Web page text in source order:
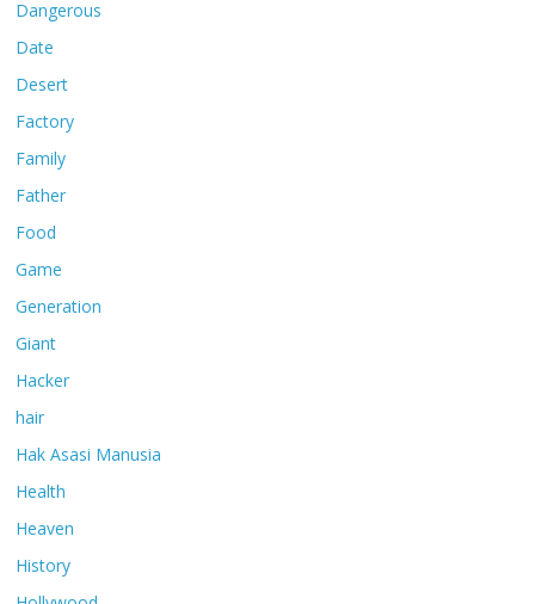
Dangerous
Date
Desert
Factory
Family
Father
Food
Game
Generation
Giant
Hacker
hair
Hak Asasi Manusia
Health
Heaven
History